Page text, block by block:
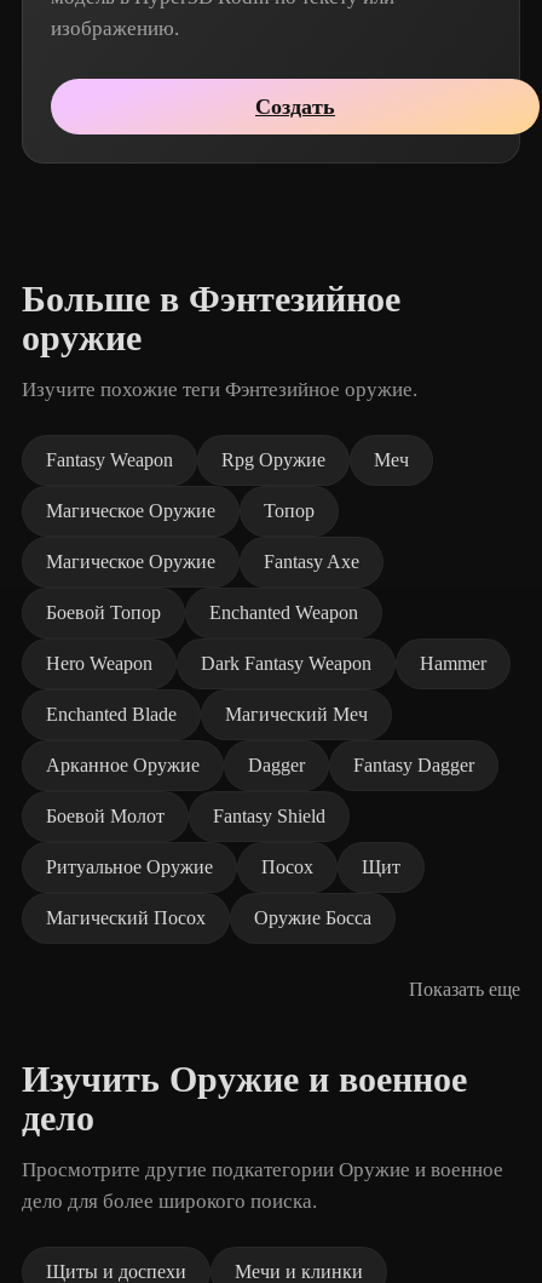
изображению.
Создать
Больше в Фэнтезийное
оружие
Изучите похожие теги Фэнтезийное оружие.
Fantasy Weapon Rpg Оружие Меч
Магическое Оружие Топор
Магическое Оружие Fantasy Axe
Боевой Топор Enchanted Weapon
Hero Weapon Dark Fantasy Weapon Hammer
Enchanted Blade Магический Меч
Арканное Оружие Dagger Fantasy Dagger
Боевой Молот Fantasy Shield
Ритуальное Оружие Посох Щит
Магический Посох Оружие Босса
Показать еще
Изучить Оружие и военное
дело
Просмотрите другие подкатегории Оружие и военное
дело для более широкого поиска.
Щиты и доспехи Мечи и клинки